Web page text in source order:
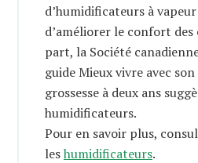
d’humidificateurs à
d’améliorer le confort
part, la Société
guide Mieux vivre avec
grossesse à deux ans
humidificateurs.
Pour en savoir plus,
leshumidificateurs.